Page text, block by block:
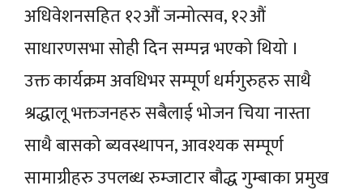
अधिवेशनसहित १२औं जन्मोत्सव, १२औं
साधारणसभा सोही दिन सम्पन्न भएको थियो ।
उक्त कार्यक्रम अवधिभर सम्पूर्ण धर्मगुरुहरु साथै
श्रद्धालू भक्तजनहरु सबैलाई भोजन चिया नास्ता
साथै बासको ब्यवस्थापन, आवश्यक सम्पूर्ण
सामाग्रीहरु उपलब्ध रुम्जाटार बौद्ध गुम्बाका प्रमुख